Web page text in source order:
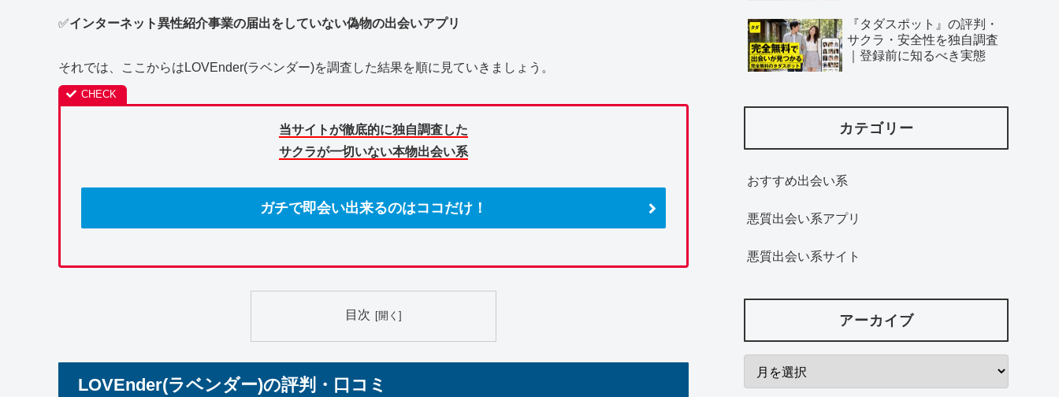
✅インターネット異性紹介事業の届出をしていない偽物の出会いアプリ
それでは、ここからはLOVEnder(ラベンダー)を調査した結果を順に見ていきましょう。
当サイトが徹底的に独自調査した
サクラが一切いない本物出会い系
ガチで即会い出来るのはココだけ！
目次
LOVEnder(ラベンダー)の評判・口コミ
『タダスポット』の評判・
サクラ・安全性を独自調査
｜登録前に知るべき実態
カテゴリー
おすすめ出会い系
悪質出会い系アプリ
悪質出会い系サイト
アーカイブ